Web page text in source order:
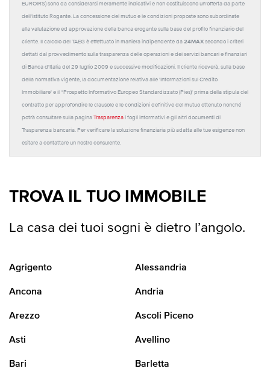
EUROIRS) sono da considerarsi meramente indicativi e non costituiscono un'offerta da parte
dell'Istituto Rogante. La concessione del mutuo e le condizioni proposte sono subordinate
alla valutazione ed approvazione della banca erogante sulla base del profilo finanziario del
cliente. Il calcolo del TAEG è effettuato in maniera indipendente da 24MAX secondo i criteri
dettati dal provvedimento sulla trasparenza delle operazioni e dei servizi bancari e finanziari
di Banca d'Italia del 29 luglio 2009 e successive modificazioni. Il cliente riceverà, sulla base
della normativa vigente, la documentazione relativa alle 'Informazioni sul Credito
Immobiliare' e il “Prospetto Informativo Europeo Standardizzato (Pies)' prima della stipula del
contratto per approfondire le clausole e le condizioni definitive del mutuo ottenuto nonché
potrà consultare sulla pagina Trasparenza i fogli informativi e gli altri documenti di
Trasparenza bancaria. Per verificare la soluzione finanziaria più adatta alle tue esigenze non
esitare a contattare un nostro consulente.
TROVA IL TUO IMMOBILE
La casa dei tuoi sogni è dietro l’angolo.
Agrigento Alessandria
Ancona Andria
Arezzo Ascoli Piceno
Asti Avellino
Bari Barletta